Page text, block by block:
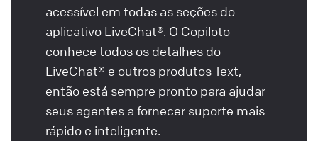
acessível em todas as seções do
aplicativo LiveChat®. O Copiloto
conhece todos os detalhes do
LiveChat® e outros produtos Text,
então está sempre pronto para ajudar
seus agentes a fornecer suporte mais
rápido e inteligente.